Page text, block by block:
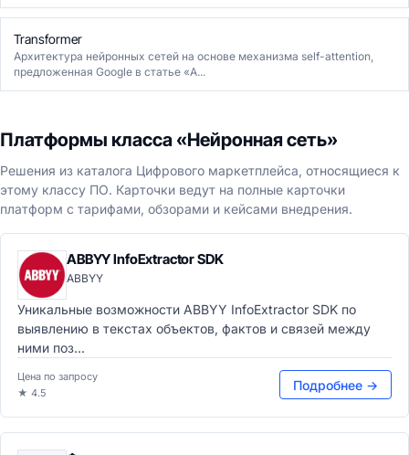
Transformer
Архитектура нейронных сетей на основе механизма self-attention,
предложенная Google в статье «A...
Платформы класса «Нейронная сеть»
Решения из каталога Цифрового маркетплейса, относящиеся к
этому классу ПО. Карточки ведут на полные карточки
платформ с тарифами, обзорами и кейсами внедрения.
ABBYY InfoExtractor SDK
ABBYY
Уникальные возможности ABBYY InfoExtractor SDK по
выявлению в текстах объектов, фактов и связей между
ними поз...
Цена по запросу
★ 4.5
Подробнее →